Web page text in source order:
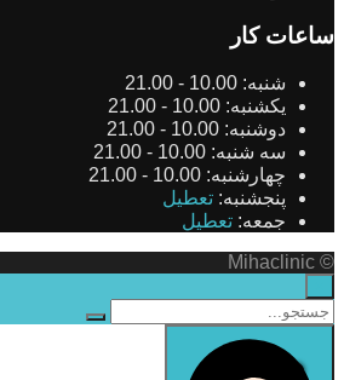
ساعات کار
شنبه: 10.00 - 21.00
یکشنبه: 10.00 - 21.00
دوشنبه: 10.00 - 21.00
سه شنبه: 10.00 - 21.00
چهارشنبه: 10.00 - 21.00
پنجشنبه: تعطیل
جمعه: تعطیل
© Mihaclinic